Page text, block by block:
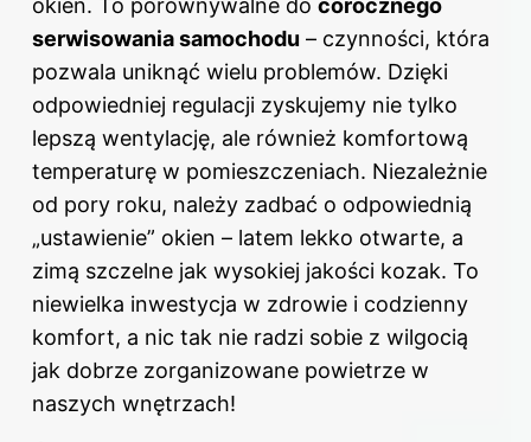
okien. To porównywalne do corocznego
serwisowania samochodu – czynności, która
pozwala uniknąć wielu problemów. Dzięki
odpowiedniej regulacji zyskujemy nie tylko
lepszą wentylację, ale również komfortową
temperaturę w pomieszczeniach. Niezależnie
od pory roku, należy zadbać o odpowiednią
„ustawienie” okien – latem lekko otwarte, a
zimą szczelne jak wysokiej jakości kozak. To
niewielka inwestycja w zdrowie i codzienny
komfort, a nic tak nie radzi sobie z wilgocią
jak dobrze zorganizowane powietrze w
naszych wnętrzach!